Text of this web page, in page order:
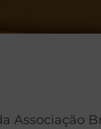
Associação